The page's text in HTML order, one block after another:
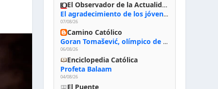
El Observador de la Actualidad
El agradecimiento de los jóvenes al Papa: «Hoy nos sentimos Iglesia»
07/08/26
Camino Católico
Goran Tomašević, olímpico de waterpolo: «Al terminar el Camino de Santiago entregué mi vida a Cristo; hablé con Dios y le dije: ‘Estoy listo; estoy a tu servicio. Puedo llevar lo que sea necesario para ti’»
06/08/26
Enciclopedia Católica
Profeta Balaam
04/08/26
El Puente